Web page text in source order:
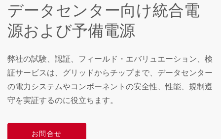
データセンター向け統合電
源および予備電源
弊社の試験、認証、フィールド・エバリュエーション、検
証サービスは、グリッドからチップまで、データセンター
の電力システムやコンポーネントの安全性、性能、規制遵
守を実証するのに役立ちます。
お問合せ